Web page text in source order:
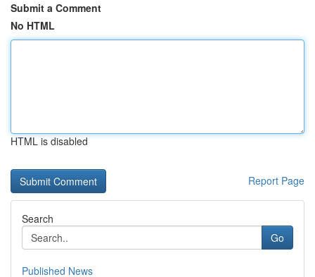
Submit a Comment
No HTML
HTML is disabled
Report Page
Search
Go
Published News